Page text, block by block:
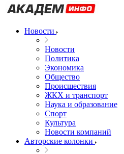
Новости
Новости
Политика
Экономика
Общество
Происшествия
ЖКХ и транспорт
Наука и образование
Спорт
Культура
Новости компаний
Авторские колонки